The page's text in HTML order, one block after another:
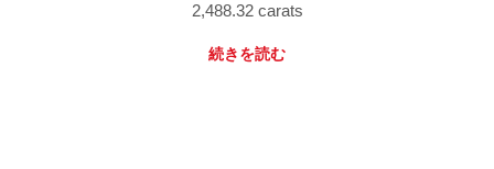
2,488.32 carats
続きを読む